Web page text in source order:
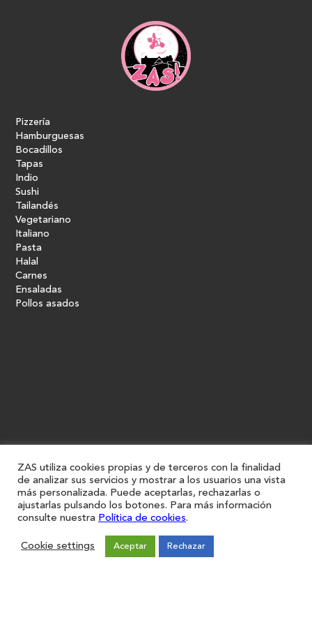
Pizzería
Hamburguesas
Bocadillos
Tapas
Indio
Sushi
Tailandés
Vegetariano
Italiano
Pasta
Halal
Carnes
Ensaladas
Pollos asados
ZAS utiliza cookies propias y de terceros con la finalidad
de analizar sus servicios y mostrar a los usuarios una vista
más personalizada. Puede aceptarlas, rechazarlas o
ajustarlas pulsando los botones. Para más información
consulte nuestra Política de cookies.
Cookie settings Aceptar Rechazar